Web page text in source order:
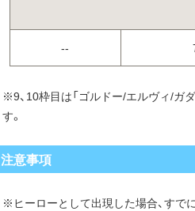
--
※9、10枠目は「ゴルドー/エルヴィ/ガ
す。
注意事項
※ヒーローとして出現した場合、すで